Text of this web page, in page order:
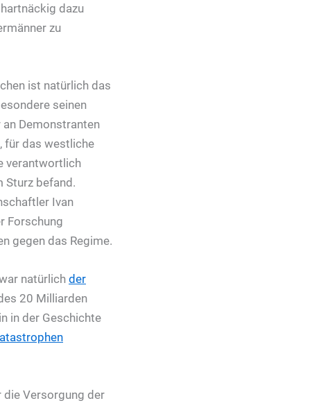
dazu
zu
ist natürlich das
seinen
Demonstranten
für das westliche
verantwortlich
Sturz befand.
Ivan
Forschung
gegen das Regime.
natürlich der
20 Milliarden
in der Geschichte
Versorgung der